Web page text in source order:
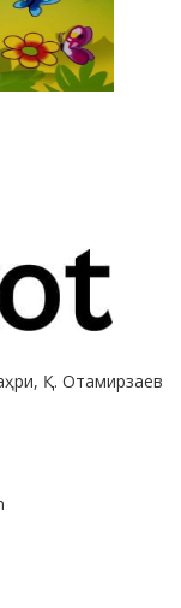
Қ. Отамирзаев